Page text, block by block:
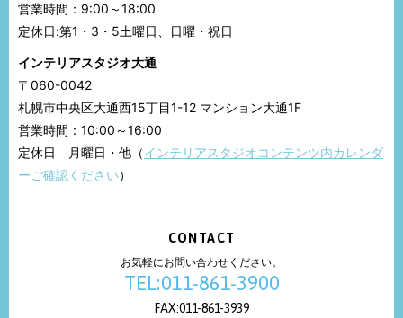
営業時間：9:00～18:00
定休日:第1・3・5土曜日、日曜・祝日
インテリアスタジオ大通
〒060-0042
札幌市中央区大通西15丁目1-12 マンション大通1F
営業時間：10:00～16:00
定休日 月曜日・他（インテリアスタジオコンテンツ内カレンダ
ーご確認ください）
CONTACT
お気軽にお問い合わせください。
TEL:011-861-3900
FAX:011-861-3939